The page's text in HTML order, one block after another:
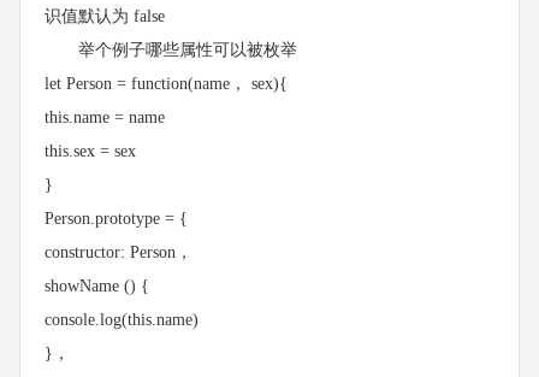
识值默认为 false
举个例子哪些属性可以被枚举
let Person = function(name， sex){
this.name = name
this.sex = sex
}
Person.prototype = {
constructor: Person，
showName () {
console.log(this.name)
}，